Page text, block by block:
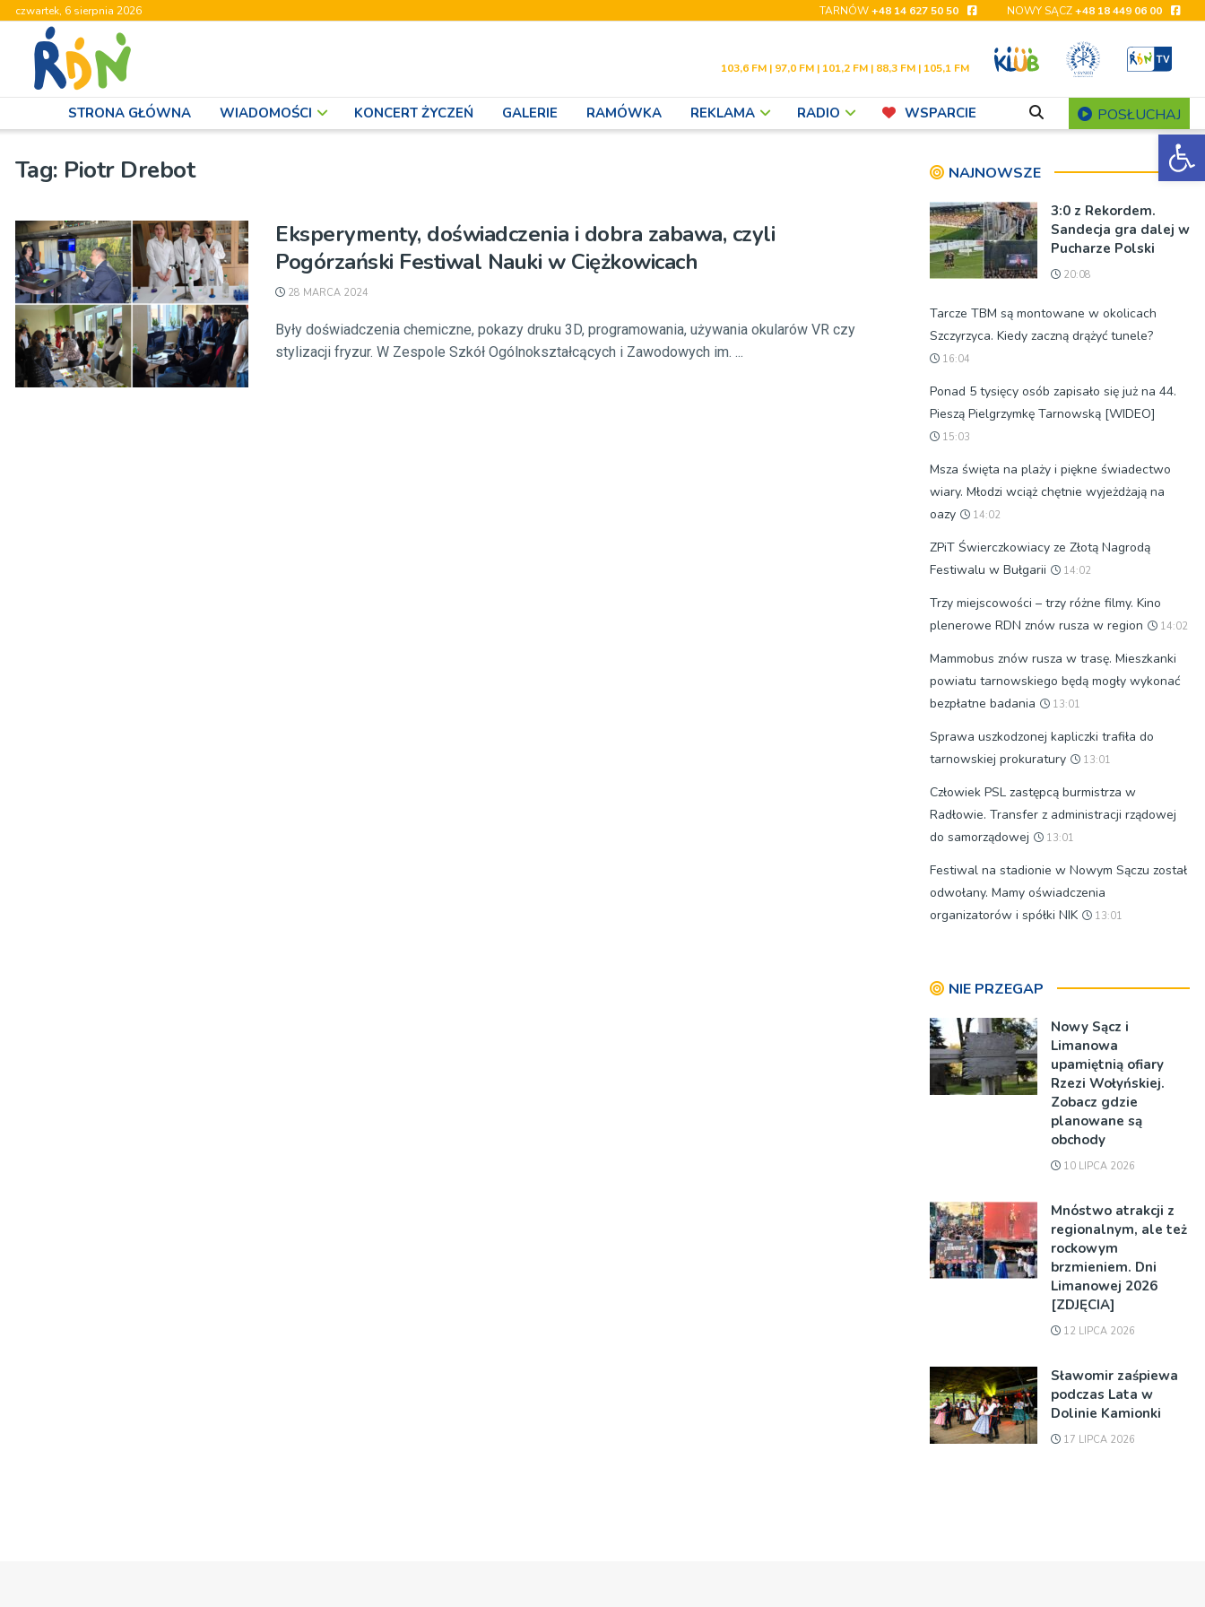
czwartek, 6 sierpnia 2026 TARNÓW+48 14 627 50 50 NOWY SĄCZ+48 18 449 06 00
103,6 FM | 97,0 FM | 101,2 FM | 88,3 FM | 105,1 FM
STRONA GŁÓWNA WIADOMOŚCI KONCERT ŻYCZEŃ GALERIE RAMÓWKA REKLAMA RADIO WSPARCIE POSŁUCHAJ
Tag: Piotr Drebot
Eksperymenty, doświadczenia i dobra zabawa, czyli
Pogórzański Festiwal Nauki w Ciężkowicach
28 MARCA 2024
Były doświadczenia chemiczne, pokazy druku 3D, programowania, używania okularów VR czy
stylizacji fryzur. W Zespole Szkół Ogólnokształcących i Zawodowych im. ...
NAJNOWSZE
3:0 z Rekordem.
Sandecja gra dalej w
Pucharze Polski
20:08
Tarcze TBM są montowane w okolicach
Szczyrzyca. Kiedy zaczną drążyć tunele?
16:04
Ponad 5 tysięcy osób zapisało się już na 44.
Pieszą Pielgrzymkę Tarnowską [WIDEO]
15:03
Msza święta na plaży i piękne świadectwo
wiary. Młodzi wciąż chętnie wyjeżdżają na
oazy
14:02
ZPiT Świerczkowiacy ze Złotą Nagrodą
Festiwalu w Bułgarii
14:02
Trzy miejscowości – trzy różne filmy. Kino
plenerowe RDN znów rusza w region
14:02
Mammobus znów rusza w trasę. Mieszkanki
powiatu tarnowskiego będą mogły wykonać
bezpłatne badania
13:01
Sprawa uszkodzonej kapliczki trafiła do
tarnowskiej prokuratury
13:01
Człowiek PSL zastępcą burmistrza w
Radłowie. Transfer z administracji rządowej
do samorządowej
13:01
Festiwal na stadionie w Nowym Sączu został
odwołany. Mamy oświadczenia
organizatorów i spółki NIK
13:01
NIE PRZEGAP
Nowy Sącz i
Limanowa
upamiętnią ofiary
Rzezi Wołyńskiej.
Zobacz gdzie
planowane są
obchody
10 LIPCA 2026
Mnóstwo atrakcji z
regionalnym, ale też
rockowym
brzmieniem. Dni
Limanowej 2026
[ZDJĘCIA]
12 LIPCA 2026
Sławomir zaśpiewa
podczas Lata w
Dolinie Kamionki
17 LIPCA 2026